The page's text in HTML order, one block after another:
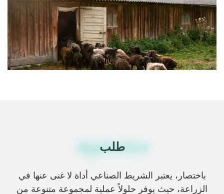
طلب
Application
باختصار، يعتبر الشريط الصناعي أداة لا غنى عنها في
الزراعة، حيث يوفر حلولاً عملية لمجموعة متنوعة من